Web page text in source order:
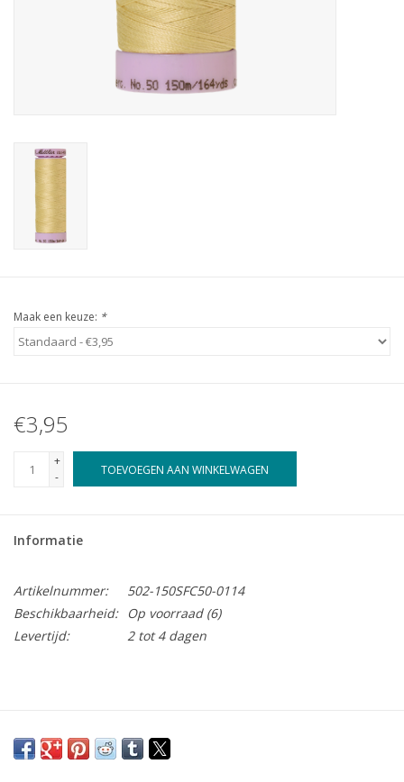
Maak een keuze: *
€3,95
+
-
TOEVOEGEN AAN WINKELWAGEN
Informatie
Artikelnummer:
502-150SFC50-0114
Beschikbaarheid:
Op voorraad(6)
Levertijd:
2 tot 4 dagen